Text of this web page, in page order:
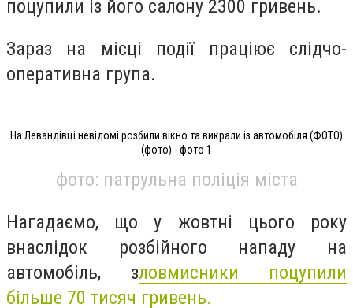
поцупили із його салону 2300 гривень.
Зараз на місці події праціює слідчо-
оперативна група.
На Левандівці невідомі розбили вікно та викрали із автомобіля (ФОТО)
(фото) - фото 1
фото: патрульна поліція міста
Нагадаємо, що у жовтні цього року
внаслідок розбійного нападу на
автомобіль, зловмисники поцупили
більше 70 тисяч гривень.